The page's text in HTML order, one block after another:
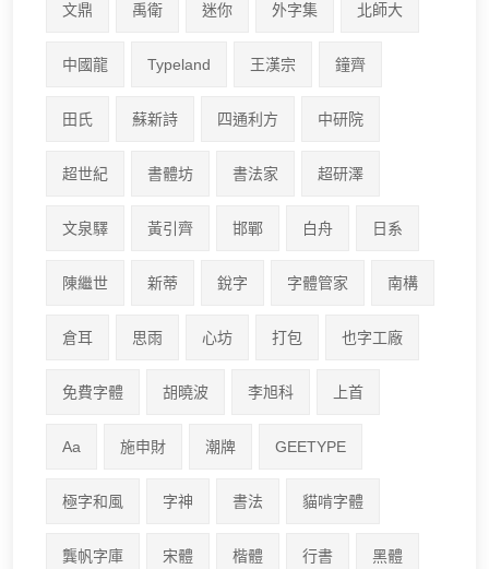
文鼎 禹衛 迷你 外字集 北師大
中國龍 Typeland 王漢宗 鐘齊
田氏 蘇新詩 四通利方 中研院
超世紀 書體坊 書法家 超研澤
文泉驛 黃引齊 邯鄲 白舟 日系
陳繼世 新蒂 銳字 字體管家 南構
倉耳 思雨 心坊 打包 也字工廠
免費字體 胡曉波 李旭科 上首
Aa 施申財 潮牌 GEETYPE
極字和風 字神 書法 貓啃字體
龔帆字庫 宋體 楷體 行書 黑體